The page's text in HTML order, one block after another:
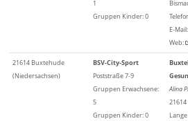
1
Gruppen Kinder: 0
E-
Web:
21614 Buxtehude
(Niedersachsen)
BSV-City-Sport
Poststraße 7-9
Gruppen Erwachsene:
5
Gruppen Kinder: 0
Alina